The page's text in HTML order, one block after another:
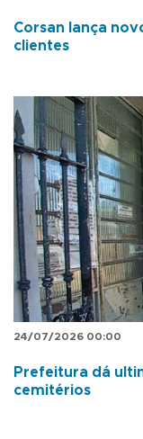
Corsan lança
clientes
24/07/2026 00:00
Prefeitura dá
cemitérios